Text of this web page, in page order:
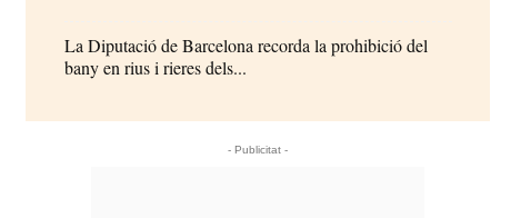
La Diputació de Barcelona recorda la prohibició del
bany en rius i rieres dels...
- Publicitat -